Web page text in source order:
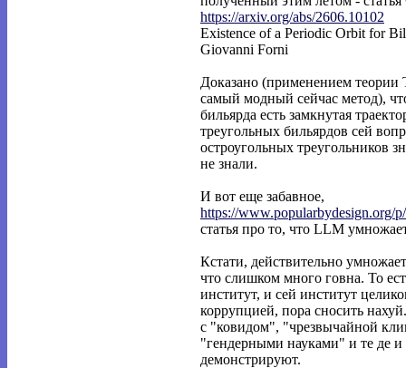
https://arxiv.org/abs/2606.10102
Existence of a Periodic Orbit for
Giovanni Forni
Доказано (применением теории
самый модный сейчас метод),
бильярда есть замкнутая
треугольных бильярдов сей
остроугольных треугольников
не знали.
И вот еще забавное,
https://www.popularbydesign.org/
статья про то, что LLM
Кстати, действительно
что слишком много говна. То
институт, и сей институт
коррупцией, пора сносить
с "ковидом", "чрезвычайной
"гендерными науками" и те де и
демонстрируют.